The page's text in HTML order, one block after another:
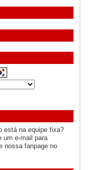
está na equipe fixa?
um e-mail para
nossa fanpage no